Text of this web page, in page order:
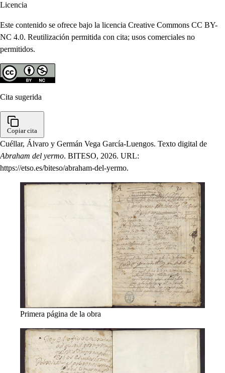
Licencia
Este contenido se ofrece bajo la licencia Creative Commons CC BY-
NC 4.0. Reutilización permitida con cita; usos comerciales no
permitidos.
Cita sugerida
Copiar cita
Cuéllar, Álvaro y Germán Vega García-Luengos. Texto digital de
Abraham del yermo. BITESO, 2026. URL:
https://etso.es/biteso/abraham-del-yermo.
Primera página de la obra